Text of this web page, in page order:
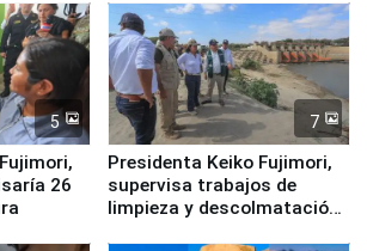
5
26
7
Presidenta Keiko Fujimori,
supervisa trabajos de
limpieza y descolmatación